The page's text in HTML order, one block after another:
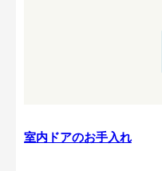
室内ドアのお手入れ